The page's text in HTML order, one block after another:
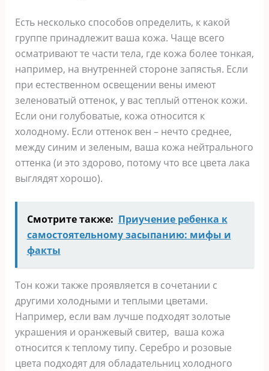
Есть несколько способов определить, к какой
группе принадлежит ваша кожа. Чаще всего
осматривают те части тела, где кожа более тонкая,
например, на внутренней стороне запястья. Если
при естественном освещении вены имеют
зеленоватый оттенок, у вас теплый оттенок кожи.
Если они голубоватые, кожа относится к
холодному. Если оттенок вен – нечто среднее,
между синим и зеленым, ваша кожа нейтрального
оттенка (и это здорово, потому что все цвета лака
выглядят хорошо).
Смотрите также: Приучение ребенка к
самостоятельному засыпанию: мифы и
факты
Тон кожи также проявляется в сочетании с
другими холодными и теплыми цветами.
Например, если вам лучше подходят золотые
украшения и оранжевый свитер, ваша кожа
относится к теплому типу. Серебро и розовые
цвета подходят для обладательниц холодного